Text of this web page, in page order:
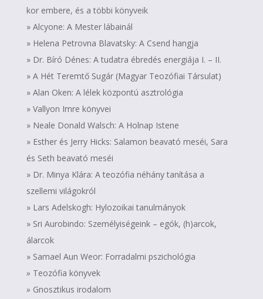
kor embere, és a többi könyveik
» Alcyone: A Mester lábainál
» Helena Petrovna Blavatsky: A Csend hangja
» Dr. Bíró Dénes: A tudatra ébredés energiája I. – II.
» A Hét Teremtő Sugár (Magyar Teozófiai Társulat)
» Alan Oken: A lélek központú asztrológia
» Vallyon Imre könyvei
» Neale Donald Walsch: A Holnap Istene
» Esther és Jerry Hicks: Salamon beavató meséi, Sara
és Seth beavató meséi
» Dr. Minya Klára: A teozófia néhány tanítása a
szellemi világokról
» Lars Adelskogh: Hylozoikai tanulmányok
» Sri Aurobindo: Személyiségeink – egók, (h)arcok,
álarcok
» Samael Aun Weor: Forradalmi pszichológia
» Teozófia könyvek
» Gnosztikus irodalom